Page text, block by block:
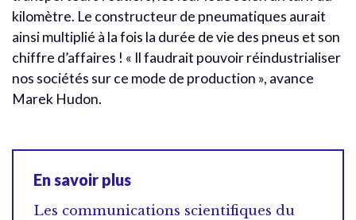
kilomètre. Le constructeur de pneumatiques aurait
ainsi multiplié à la fois la durée de vie des pneus et son
chiffre d’affaires ! « Il faudrait pouvoir réindustrialiser
nos sociétés sur ce mode de production », avance
Marek Hudon.
En savoir plus
Les communications scientifiques du